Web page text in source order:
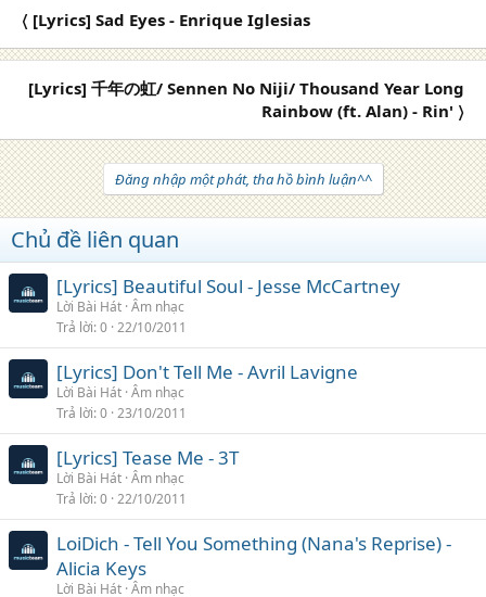
〈 [Lyrics] Sad Eyes - Enrique Iglesias
[Lyrics] 千年の虹/ Sennen No Niji/ Thousand Year Long
Rainbow (ft. Alan) - Rin' 〉
Đăng nhập một phát, tha hồ bình luận^^
Chủ đề liên quan
[Lyrics] Beautiful Soul - Jesse McCartney
Lời Bài Hát Âm nhạc
Trả lời 0 22/10/2011
[Lyrics] Don't Tell Me - Avril Lavigne
Lời Bài Hát Âm nhạc
Trả lời 0 23/10/2011
[Lyrics] Tease Me - 3T
Lời Bài Hát Âm nhạc
Trả lời 0 22/10/2011
LoiDich - Tell You Something (Nana's Reprise) -
Alicia Keys
Lời Bài Hát Âm nhạc